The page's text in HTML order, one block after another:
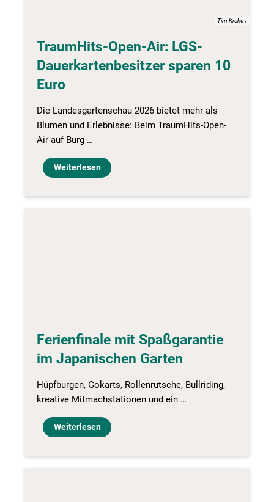
Tim Krchov
TraumHits-Open-Air: LGS-
Dauerkartenbesitzer sparen 10
Euro
Die Landesgartenschau 2026 bietet mehr als
Blumen und Erlebnisse: Beim TraumHits-Open-
Air auf Burg …
Weiterlesen
Ferienfinale mit Spaßgarantie
im Japanischen Garten
Hüpfburgen, Gokarts, Rollenrutsche, Bullriding,
kreative Mitmachstationen und ein …
Weiterlesen